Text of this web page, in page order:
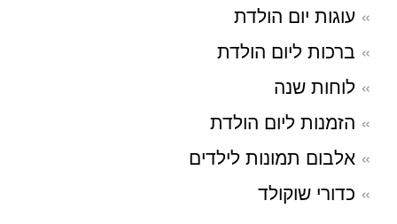
עוגות יום הולדת
ברכות ליום הולדת
לוחות שנה
הזמנות ליום הולדת
אלבום תמונות לילדים
כדורי שוקולד